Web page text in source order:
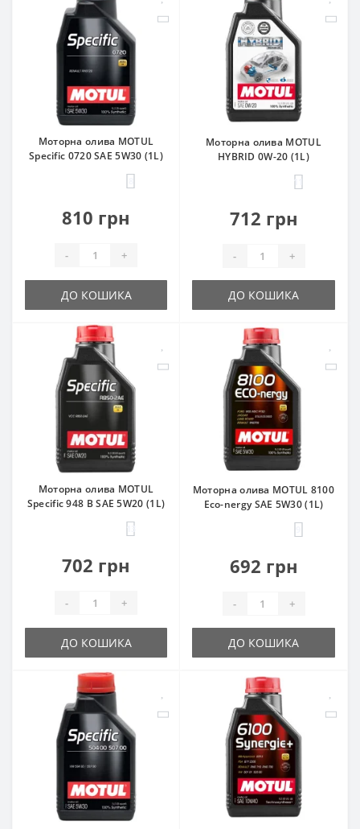
Моторна олива MOTUL
Specific 0720 SAE 5W30 (1L)
810 грн
- +
ДО КОШИКА
Моторна олива MOTUL
HYBRID 0W-20 (1L)
712 грн
- +
ДО КОШИКА
Моторна олива MOTUL
Specific 948 B SAE 5W20 (1L)
13
702 грн
- +
ДО КОШИКА
Моторна олива MOTUL 8100
Eco-nergy SAE 5W30 (1L)
692 грн
- +
ДО КОШИКА